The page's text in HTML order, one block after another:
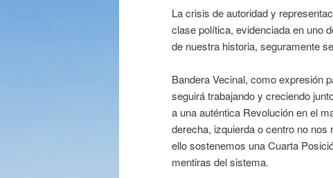
La crisis de autoridad y
clase política, evidenciada en uno
de nuestra historia, seguramente
Bandera Vecinal, como expresión
seguirá trabajando y creciendo
a una auténtica Revolución en el
derecha, izquierda o centro no
ello sostenemos una Cuarta
mentiras del sistema.